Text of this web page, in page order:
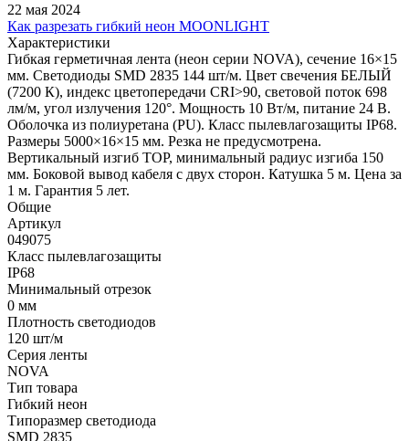
22 мая 2024
Как разрезать гибкий неон MOONLIGHT
Характеристики
Гибкая герметичная лента (неон серии NOVA), сечение 16×15
мм. Светодиоды SMD 2835 144 шт/м. Цвет свечения БЕЛЫЙ
(7200 К), индекс цветопередачи CRI>90, световой поток 698
лм/м, угол излучения 120°. Мощность 10 Вт/м, питание 24 В.
Оболочка из полиуретана (PU). Класс пылевлагозащиты IP68.
Размеры 5000×16×15 мм. Резка не предусмотрена.
Вертикальный изгиб TOP, минимальный радиус изгиба 150
мм. Боковой вывод кабеля с двух сторон. Катушка 5 м. Цена за
1 м. Гарантия 5 лет.
Общие
Артикул
049075
Класс пылевлагозащиты
IP68
Минимальный отрезок
0 мм
Плотность светодиодов
120 шт/м
Серия ленты
NOVA
Тип товара
Гибкий неон
Типоразмер светодиода
SMD 2835